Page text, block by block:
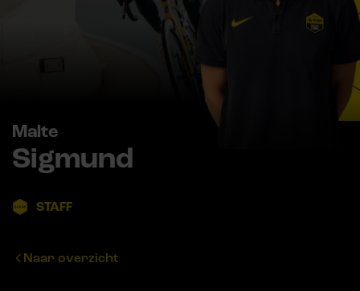
Malte
Sigmund
STAFF
Naar overzicht